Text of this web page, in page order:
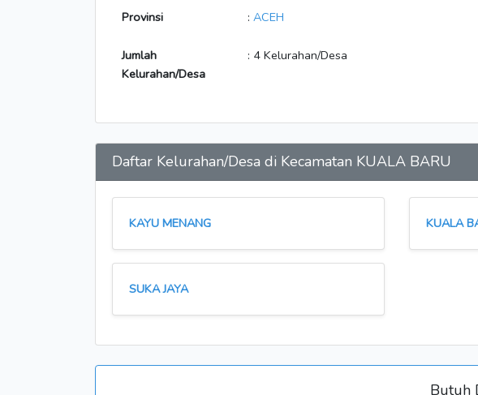
Provinsi : ACEH
Jumlah
Kelurahan/Desa
: 4 Kelurahan/Desa
Daftar Kelurahan/Desa di Kecamatan KUALA BARU
KAYU MENANG KUALA
SUKA JAYA
Butuh